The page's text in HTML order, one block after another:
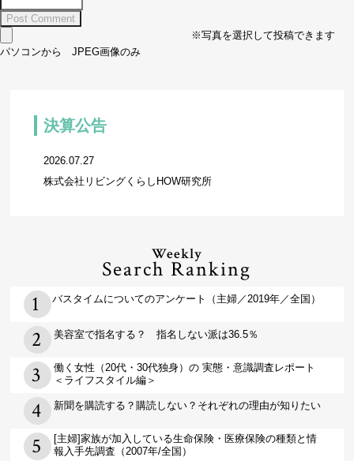
※写真を選択して投稿できます
パソコンから JPEG画像のみ
決算公告
2026.07.27
株式会社リビングくらしHOW研究所
Weekly
Search Ranking
バスタイムについてのアンケート（主婦／2019年／全国）
美容室で指名する？ 指名しない派は36.5％
働く女性（20代・30代独身）の 実態・意識調査レポート
＜ライフスタイル編＞
新聞を購読する？購読しない？それぞれの理由が知りたい
[主婦]家族が加入している生命保険・医療保険の種類と情
報入手先調査（2007年/全国）